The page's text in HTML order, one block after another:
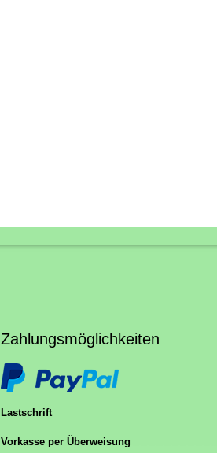
Zahlungsmöglichkeiten
Lastschrift
Vorkasse per Überweisung